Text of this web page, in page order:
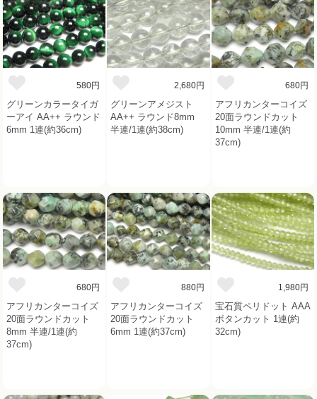
580円
グリーンカラータイガ
ーアイ AA++ ラウンド
6mm 1連(約36cm)
2,680円
グリーンアメジスト
AA++ ラウンド8mm
半連/1連(約38cm)
680円
アフリカンターコイズ
20面ラウンドカット
10mm 半連/1連(約
37cm)
680円
アフリカンターコイズ
20面ラウンドカット
8mm 半連/1連(約
37cm)
880円
アフリカンターコイズ
20面ラウンドカット
6mm 1連(約37cm)
1,980円
宝石質ペリドット AAA
ボタンカット 1連(約
32cm)